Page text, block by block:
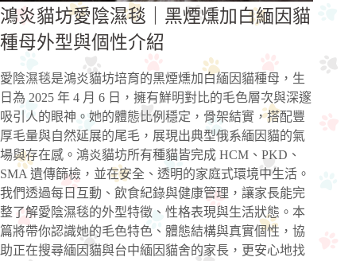
鴻炎貓坊愛陰濕毯｜黑煙燻加白緬因貓
種母外型與個性介紹
愛陰濕毯是鴻炎貓坊培育的黑煙燻加白緬因貓種母，生
日為 2025 年 4 月 6 日，擁有鮮明對比的毛色層次與深邃
吸引人的眼神。她的體態比例穩定，骨架結實，搭配豐
厚毛量與自然延展的尾毛，展現出典型俄系緬因貓的氣
場與存在感。鴻炎貓坊所有種貓皆完成 HCM、PKD、
SMA 遺傳篩檢，並在安全、透明的家庭式環境中生活。
我們透過每日互動、飲食紀錄與健康管理，讓家長能完
整了解愛陰濕毯的外型特徵、性格表現與生活狀態。本
篇將帶你認識她的毛色特色、體態結構與真實個性，協
助正在搜尋緬因貓與台中緬因貓舍的家長，更安心地找